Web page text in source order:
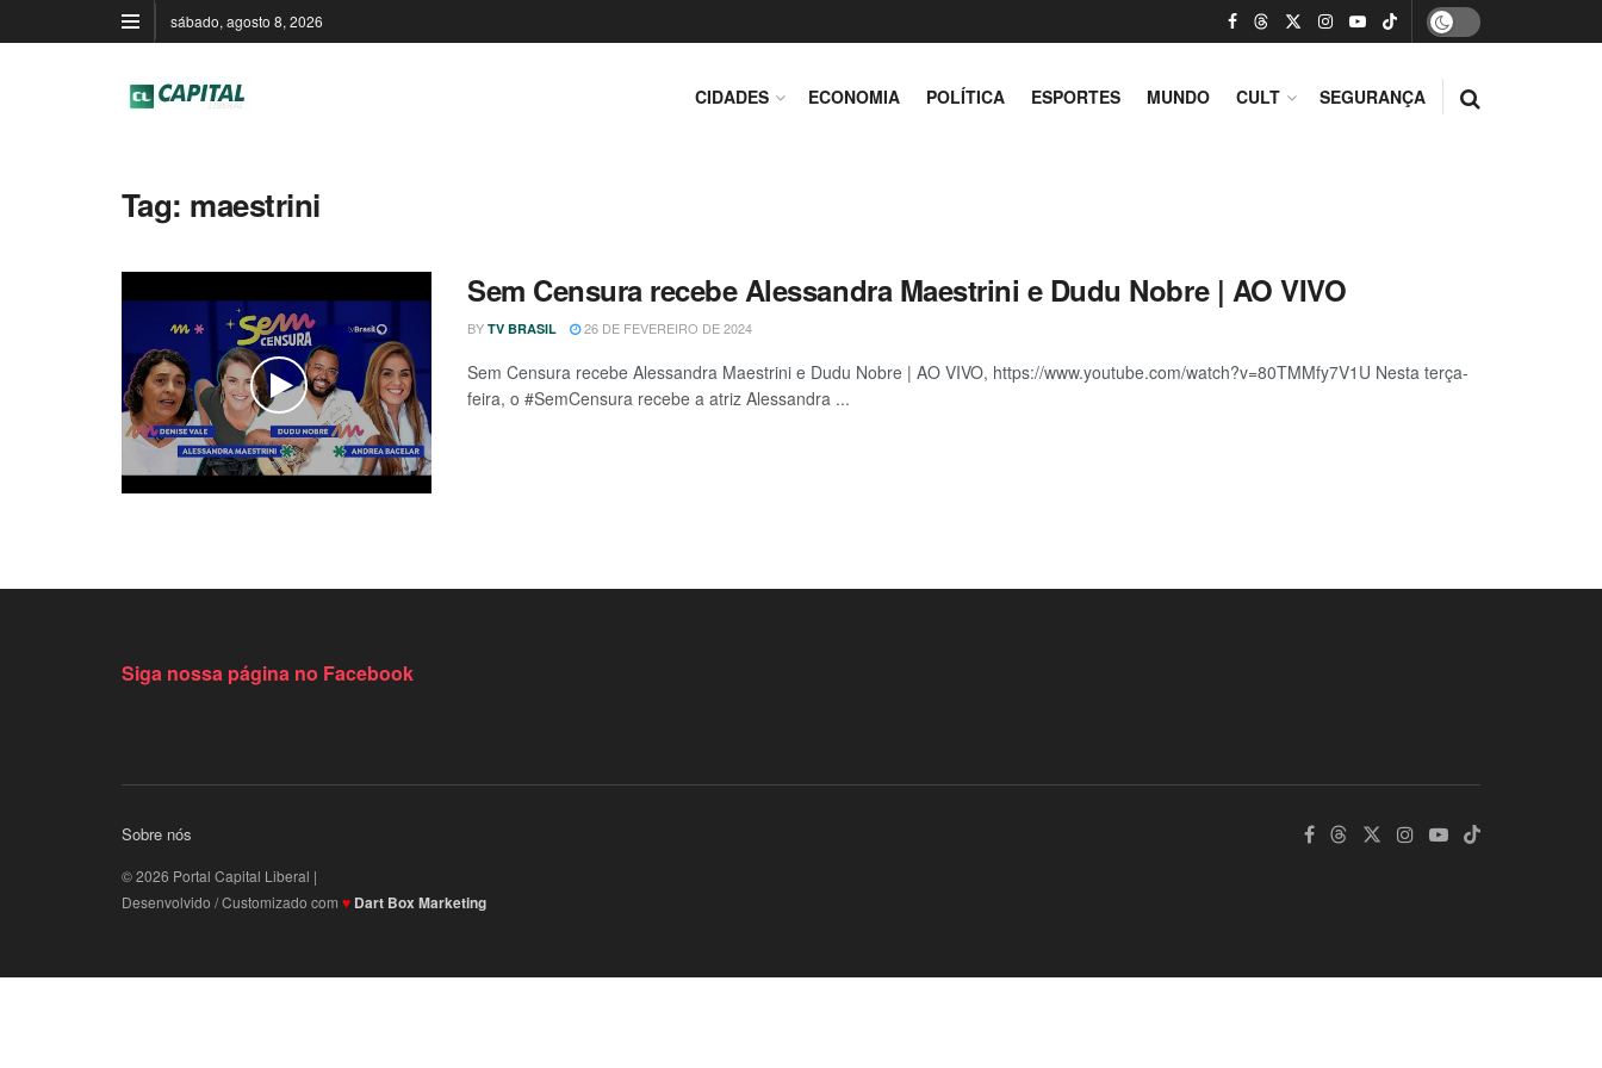
sábado, agosto 8, 2026
CIDADES ECONOMIA POLÍTICA ESPORTES MUNDO CULT SEGURANÇA
Tag: maestrini
Sem Censura recebe Alessandra Maestrini e Dudu Nobre | AO VIVO
BY TV BRASIL 26 DE FEVEREIRO DE 2024
Sem Censura recebe Alessandra Maestrini e Dudu Nobre | AO VIVO, https://www.youtube.com/watch?v=80TMMfy7V1U Nesta terça-
feira, o #SemCensura recebe a atriz Alessandra ...
Siga nossa página no Facebook
Sobre nós
© 2026 Portal Capital Liberal |
Desenvolvido / Customizado com ♥ Dart Box Marketing